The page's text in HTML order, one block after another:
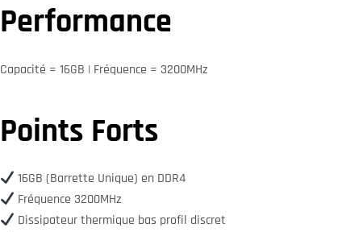
Performance
Capacité = 16GB | Fréquence = 3200MHz
Points Forts
16GB (Barrette Unique) en DDR4
Fréquence 3200MHz
Dissipateur thermique bas profil discret